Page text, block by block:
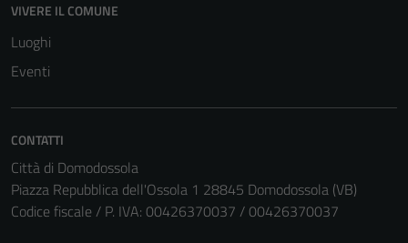
VIVERE IL COMUNE
Luoghi
Eventi
CONTATTI
Città di Domodossola
Piazza Repubblica dell'Ossola 1 28845 Domodossola (VB)
Codice fiscale / P. IVA: 00426370037 / 00426370037